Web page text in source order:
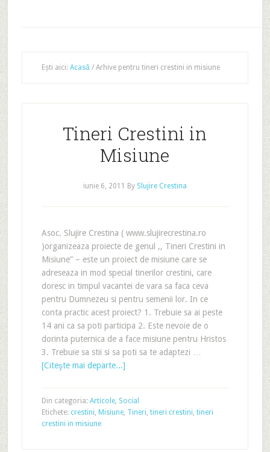
Ești aici: Acasă /Arhive pentru tineri crestini in misiune
Tineri Crestini in
Misiune
iunie 6, 2011 By Slujire Crestina
Asoc. Slujire Crestina ( www.slujirecrestina.ro
)organizeaza proiecte de genul ,, Tineri Crestini in
Misiune” – este un proiect de misiune care se
adreseaza in mod special tinerilor crestini, care
doresc in timpul vacantei de vara sa faca ceva
pentru Dumnezeu si pentru semenii lor. In ce
conta practic acest proiect? 1. Trebuie sa ai peste
14 ani ca sa poti participa 2. Este nevoie de o
dorinta puternica de a face misiune pentru Hristos
3. Trebuie sa stii si sa poti sa te adaptezi …
[Citeşte mai departe...]
Din categoria: Articole, Social
Etichete: crestini, Misiune, Tineri, tineri crestini, tineri
crestini in misiune